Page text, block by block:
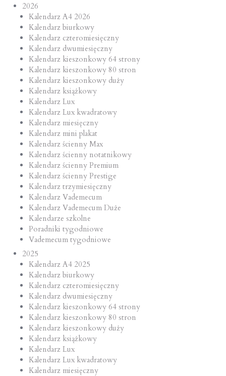
2026
Kalendarz A4 2026
Kalendarz biurkowy
Kalendarz czteromiesięczny
Kalendarz dwumiesięczny
Kalendarz kieszonkowy 64 strony
Kalendarz kieszonkowy 80 stron
Kalendarz kieszonkowy duży
Kalendarz książkowy
Kalendarz Lux
Kalendarz Lux kwadratowy
Kalendarz miesięczny
Kalendarz mini plakat
Kalendarz ścienny Max
Kalendarz ścienny notatnikowy
Kalendarz ścienny Premium
Kalendarz ścienny Prestige
Kalendarz trzymiesięczny
Kalendarz Vademecum
Kalendarz Vademecum Duże
Kalendarze szkolne
Poradniki tygodniowe
Vademecum tygodniowe
2025
Kalendarz A4 2025
Kalendarz biurkowy
Kalendarz czteromiesięczny
Kalendarz dwumiesięczny
Kalendarz kieszonkowy 64 strony
Kalendarz kieszonkowy 80 stron
Kalendarz kieszonkowy duży
Kalendarz książkowy
Kalendarz Lux
Kalendarz Lux kwadratowy
Kalendarz miesięczny